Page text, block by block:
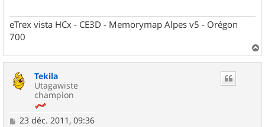
eTrex vista HCx - CE3D - Memorymap Alpes v5 - Orégon
700
a
Tekila
Utagawiste
champion
M
23 déc. 2011, 09:36